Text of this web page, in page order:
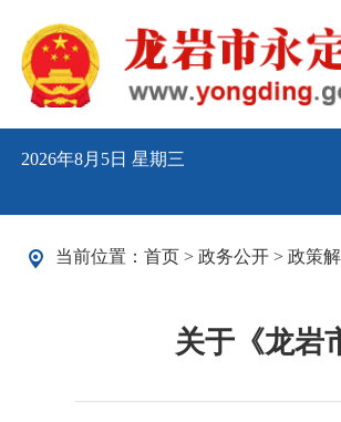
2026年8月5日 星期三
当前位置： 首页 > 政务公开 > 政策
关于《龙岩